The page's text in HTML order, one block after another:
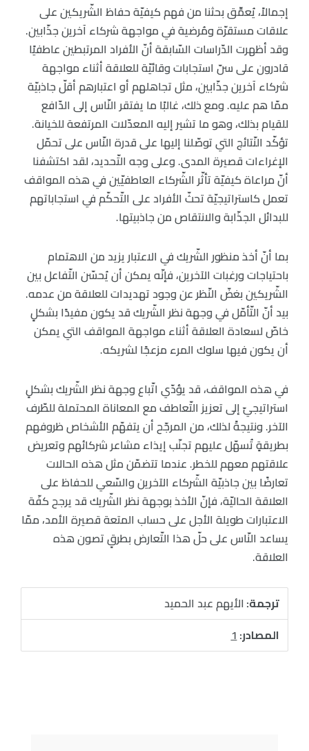
إجمالاً، يُعمِّق بحثنا من فهم كيفيّة حفاظ الشّريكين على
علاقات مستقرّة ومُرضية في مواجهة شركاء آخرين جذّابين.
وقد أظهرت الدّراسات السّابقة أنّ الأفراد المرتبطين عاطفيًا
قادرون على سنّ استجابات وقائيّة للعلاقة أثناء مواجهة
شركاء آخرين جذّابين، مثل تجاهلهم أو اعتبارهم أقلّ جاذبيّة
ممّا هم عليه. ومع ذلك، غالبًا ما يفتقر النّاس إلى الدّافع
للقيام بذلك، وهو ما تشير إليه المعدّلات المرتفعة للخيانة.
تؤكّد النّتائج التي توصّلنا إليها على قدرة النّاس على تحمّل
الإغراءات قصيرة المدى. وعلى وجه التّحديد، لقد اكتشفنا
أنّ مراعاة كيفيّة تأثّر الشّركاء العاطفيّين في هذه المواقف
تعمل كاستراتيجيّة تحثّ الأفراد على التّحكّم في استجاباتهم
للبدائل الجذّابة والانتقاص من جاذبيتها.
بما أنّ أخذ منظور الشّريك في الاعتبار يزيد من الاهتمام
باحتياجات ورغبات الآخرين، فإنّه يمكن أن يُحسّن التّفاعل بين
الشّريكين بغضّ النّظر عن وجود تهديدات للعلاقة من عدمه.
بيد أنّ التّأمّل في وجهة نظر الشّريك قد يكون مفيدًا بشكلٍ
خاصّ لسعادة العلاقة أثناء مواجهة المواقف التي يمكن
أن يكون فيها سلوك المرء مزعجًا لشريكه.
في هذه المواقف، قد يؤدّي اتّباع وجهة نظر الشّريك بشكلٍ
استراتيجيّ إلى تعزيز التّعاطف مع المعاناة المحتملة للطّرف
الآخر. ونتيجةً لذلك، من المرجّح أن يتفهّم الأشخاص ظروفهم
بطريقةٍ تُسهّل عليهم تجنّب إيذاء مشاعر شركائهم وتعريض
علاقتهم معهم للخطر. عندما تتضمّن مثل هذه الحالات
تعارضًا بين جاذبيّة الشّركاء الآخرين والسّعي للحفاظ على
العلاقة الحاليّة، فإنّ الأخذ بوجهة نظر الشّريك قد يرجح كفّة
الاعتبارات طويلة الأجل على حساب المتعة قصيرة الأمد، ممّا
يساعد النّاس على حلّ هذا التّعارض بطرقٍ تصون هذه
العلاقة.
ترجمة:الأيهم عبد الحميد
المصادر:1